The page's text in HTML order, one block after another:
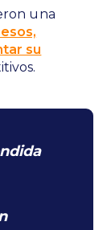
una
su